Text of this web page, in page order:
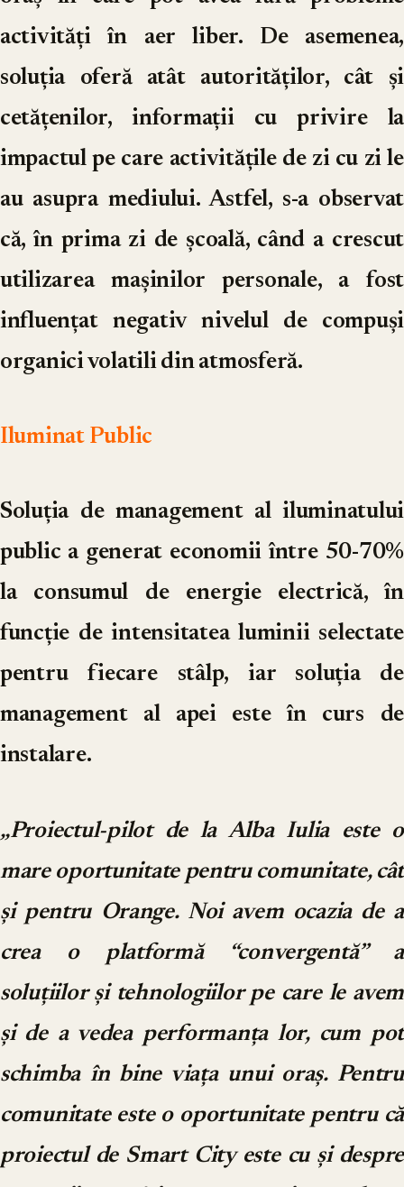
activități în aer liber. De asemenea,
soluția oferă atât autorităților, cât și
cetățenilor, informații cu privire la
impactul pe care activitățile de zi cu zi le
au asupra mediului. Astfel, s-a observat
că, în prima zi de școală, când a crescut
utilizarea mașinilor personale, a fost
influențat negativ nivelul de compuși
organici volatili din atmosferă.
Iluminat Public
Soluția de management al iluminatului
public a generat economii între 50-70%
la consumul de energie electrică, în
funcție de intensitatea luminii selectate
pentru fiecare stâlp, iar soluția de
management al apei este în curs de
instalare.
„Proiectul-pilot de la Alba Iulia este o
mare oportunitate pentru comunitate, cât
și pentru Orange. Noi avem ocazia de a
crea o platformă “convergentă” a
soluțiilor și tehnologiilor pe care le avem
și de a vedea performanța lor, cum pot
schimba în bine viața unui oraș. Pentru
comunitate este o oportunitate pentru că
proiectul de Smart City este cu și despre